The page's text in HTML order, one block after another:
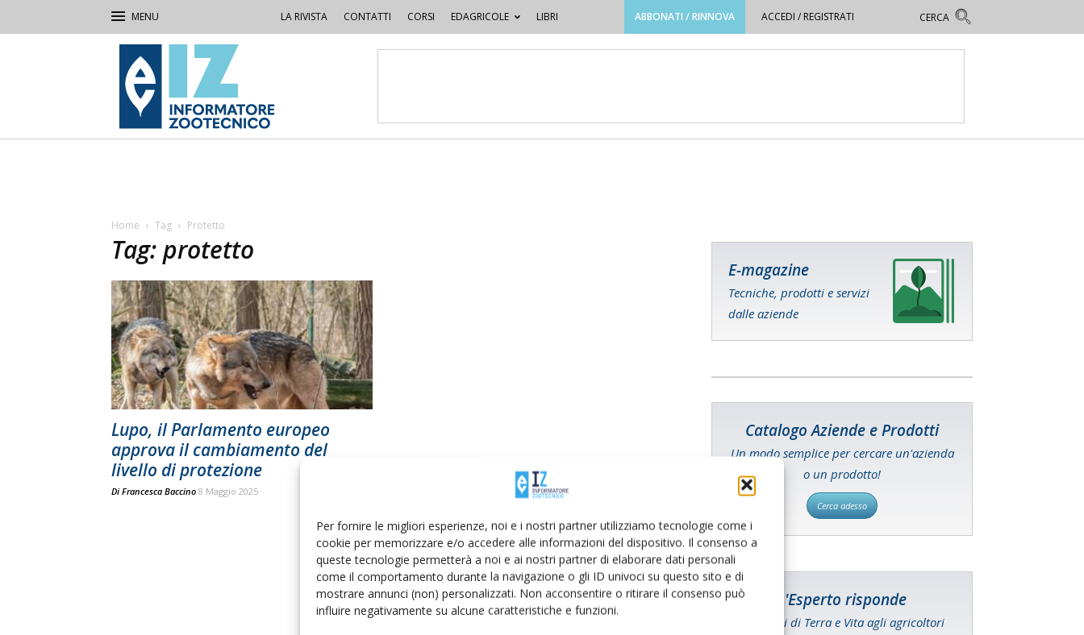
Per fornire le migliori esperienze, noi e i nostri partner utilizziamo tecnologie come i
cookie per memorizzare e/o accedere alle informazioni del dispositivo. Il consenso a
queste tecnologie permetterà a noi e ai nostri partner di elaborare dati personali
come il comportamento durante la navigazione o gli ID univoci su questo sito e di
mostrare annunci (non) personalizzati. Non acconsentire o ritirare il consenso può
influire negativamente su alcune caratteristiche e funzioni.
LA RIVISTA CONTATTI CORSI EDAGRICOLE LIBRI ABBONATI / RINNOVA ACCEDI / REGISTRATI
IZ
Informatore
Zootecnico
Home Tag Protetto
Tag: protetto
Lupo, il Parlamento europeo
approva il cambiamento del
livello di protezione
Di Francesca Baccino 8 Maggio 2025
E-magazine
Tecniche, prodotti e servizi
dalle aziende
Catalogo Aziende e Prodotti
Un modo semplice per cercare un'azienda
o un prodotto!
Cerca adesso
L'Esperto risponde
I consigli di Terra e Vita agli agricoltori